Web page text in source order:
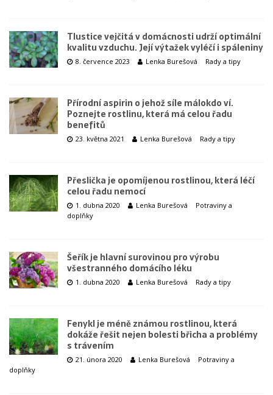
Tlustice vejčitá v domácnosti udrží optimální
kvalitu vzduchu. Její výtažek vyléčí i spáleniny
8. července 2023 Lenka Burešová Rady a tipy
Přírodní aspirin o jehož síle málokdo ví.
Poznejte rostlinu, která má celou řadu
benefitů
23. května 2021 Lenka Burešová Rady a tipy
Přeslička je opomíjenou rostlinou, která léčí
celou řadu nemocí
1. dubna 2020 Lenka Burešová
Potraviny a
doplňky
Šeřík je hlavní surovinou pro výrobu
všestranného domácího léku
1. dubna 2020 Lenka Burešová Rady a tipy
Fenykl je méně známou rostlinou, která
dokáže řešit nejen bolesti břicha a problémy
s trávením
21. února 2020 Lenka Burešová
Potraviny a
doplňky